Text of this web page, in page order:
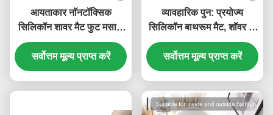
आयताकार नॉनटॉक्सिक
सिलिकॉन शावर मैट फुट मसाज
गंधहीन
सर्वोत्तम मूल्य प्राप्त करें
व्यावहारिक पुन: प्रयोज्य
सिलिकॉन बाथरूम मैट, शॉवर के
लिए हल्के सक्शन मैट
सर्वोत्तम मूल्य प्राप्त करें